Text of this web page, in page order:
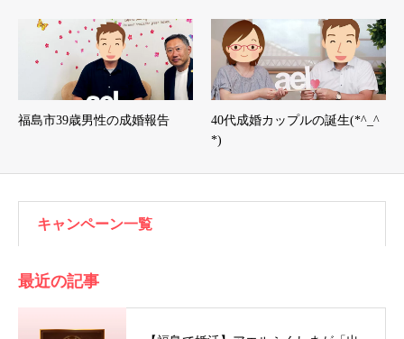
福島市39歳男性の成婚報告
40代成婚カップルの誕生(*^_^
*)
キャンペーン一覧
最近の記事